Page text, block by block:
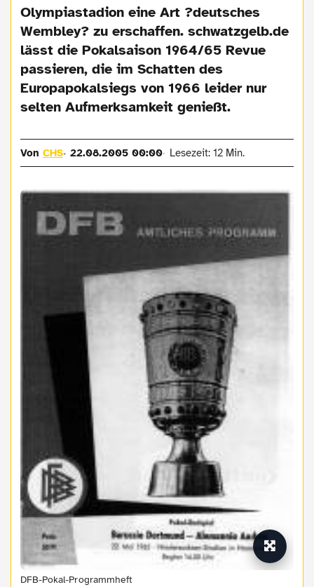
Olympiastadion eine Art ?deutsches
Wembley? zu erschaffen. schwatzgelb.de
lässt die Pokalsaison 1964/65 Revue
passieren, die im Schatten des
Europapokalsiegs von 1966 leider nur
selten Aufmerksamkeit genießt.
VonCHS 22.08.2005 00:00 Lesezeit: 12 Min.
DFB-Pokal-Programmheft